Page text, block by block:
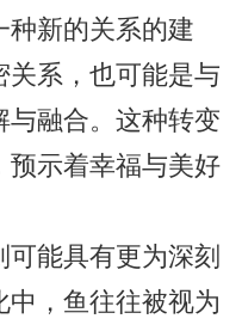
种新的关系的建
关系，也可能是与
与融合。这种转变
预示着幸福与美好
能具有更为深刻
中，鱼往往被视为